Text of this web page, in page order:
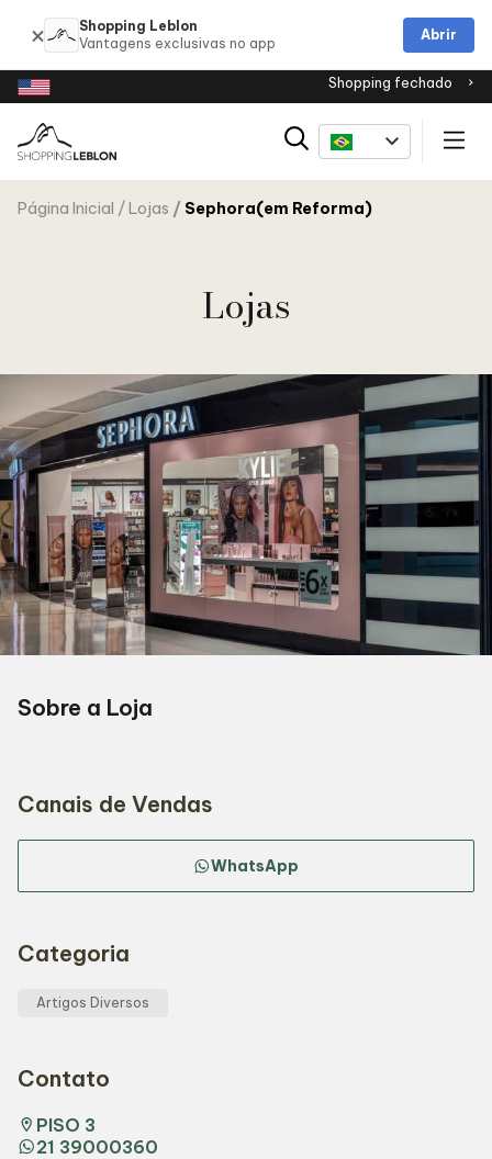
Shopping fechado
Página Inicial Lojas Sephora(em Reforma)
Lojas
Sobre a Loja
Canais de Vendas
WhatsApp
Categoria
Artigos Diversos
Contato
PISO 3
21 39000360
Shopping Leblon
Abrir